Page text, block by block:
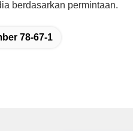
berdasarkan permintaan.
78-67-1